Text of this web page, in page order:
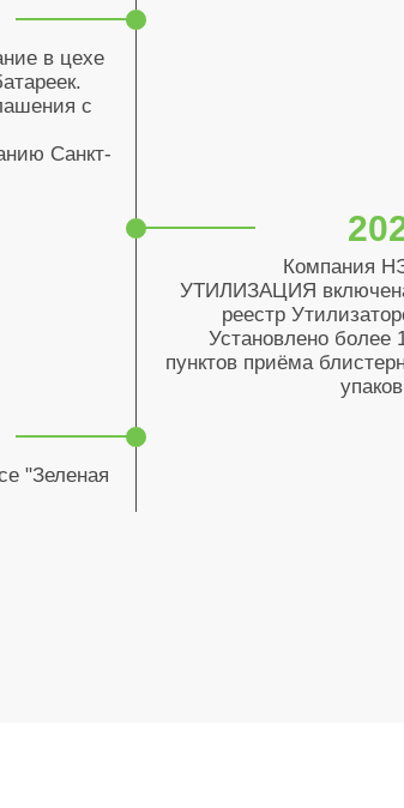
в цехе
с
Санкт-
Компания
УТИЛИЗАЦИЯ
реестр
Установлено более
пунктов приёма
"Зеленая